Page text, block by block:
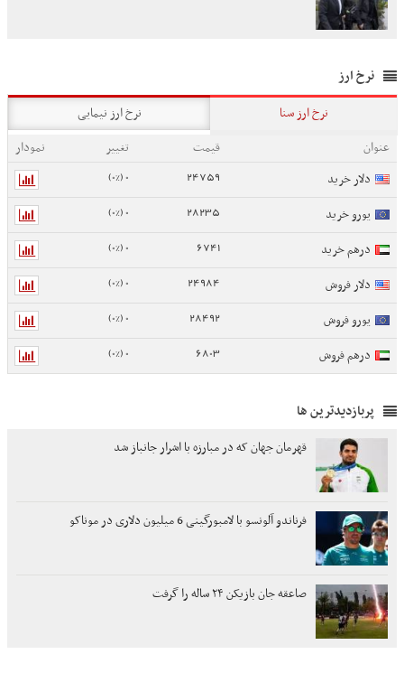
نرخ ارز
نرخ ارز سنا
نرخ ارز نیمایی
عنوان
قیمت تغییر
نمودار
دلار خرید
24759
0 (0%)
یورو خرید 28235
0 (0%)
درهم خرید 6741
0 (0%)
دلار فروش 24984
0 (0%)
یورو فروش 28492
0 (0%)
درهم فروش 6803
0 (0%)
پربازدیدترین ها
قهرمان جهان که در مبارزه با اشرار جانباز شد
فرناندو آلونسو با لامبورگینی 6 میلیون دلاری در موناکو
صاعقه جان بازیکن ۲۴ ساله را گرفت